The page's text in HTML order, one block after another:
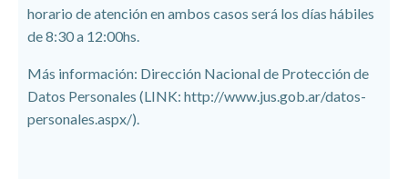
horario de atención en ambos casos será los días hábiles
de 8:30 a 12:00hs.
Más información: Dirección Nacional de Protección de
Datos Personales (LINK: http://www.jus.gob.ar/datos-
personales.aspx/).